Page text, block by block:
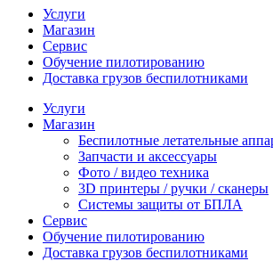
Услуги
Магазин
Сервис
Обучение пилотированию
Доставка грузов беспилотниками
Услуги
Магазин
Беспилотные летательные
Запчасти и аксессуары
Фото / видео техника
3D принтеры / ручки / сканеры
Системы защиты от БПЛА
Сервис
Обучение пилотированию
Доставка грузов беспилотниками